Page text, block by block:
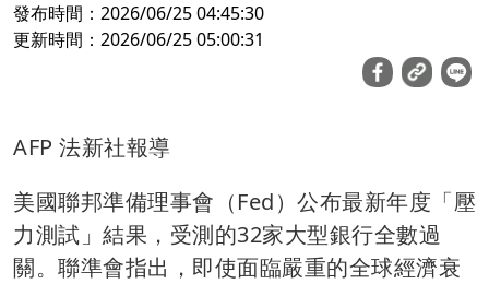
發布時間：2026/06/25 04:45:30
更新時間：2026/06/25 05:00:31
AFP 法新社報導
美國聯邦準備理事會（Fed）公布最新年度「壓
力測試」結果，受測的32家大型銀行全數過
關。聯準會指出，即使面臨嚴重的全球經濟衰